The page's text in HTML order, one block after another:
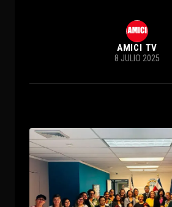
AMICI TV
8 JULIO 2025